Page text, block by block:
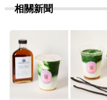
相關新聞